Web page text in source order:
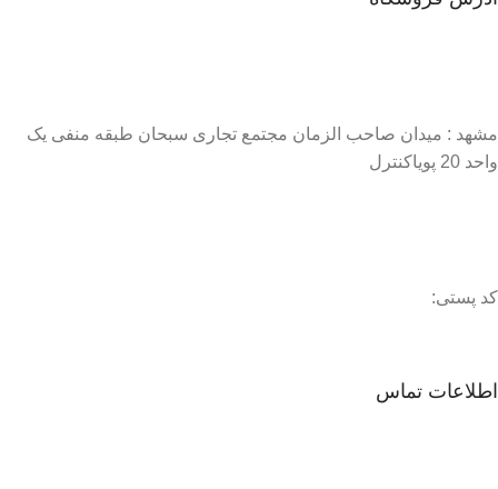
مشهد : میدان صاحب الزمان مجتمع تجاری سبحان طبقه منفی یک
واحد 20 پویاکنترل
کد پستی:
اطلاعات تماس